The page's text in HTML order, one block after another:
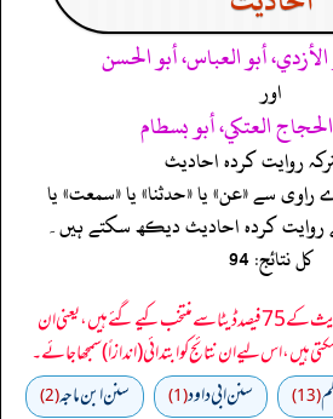
أبو العباس، أبو الحسن
اور
العتكي، أبو بسطام
روایت کردہ احادیث
سے «عن» یا «حدثنا» یا «سمعت» یا
روایت کردہ احادیث دیکھ سکتے ہیں۔
کل نتائج: 94
نوٹ: درج ذیل نتائج ذخیرہ احادیث کے 75 فیصد ڈیٹا سے منتخب کیے گئے ہیں، یعنی ان
ہیں، اس لیے ان نتائج کو ابتدائی (اندازاً) سمجھا جائے۔
(13) سنن ابي داود(1) سنن ابن ماجه(2)